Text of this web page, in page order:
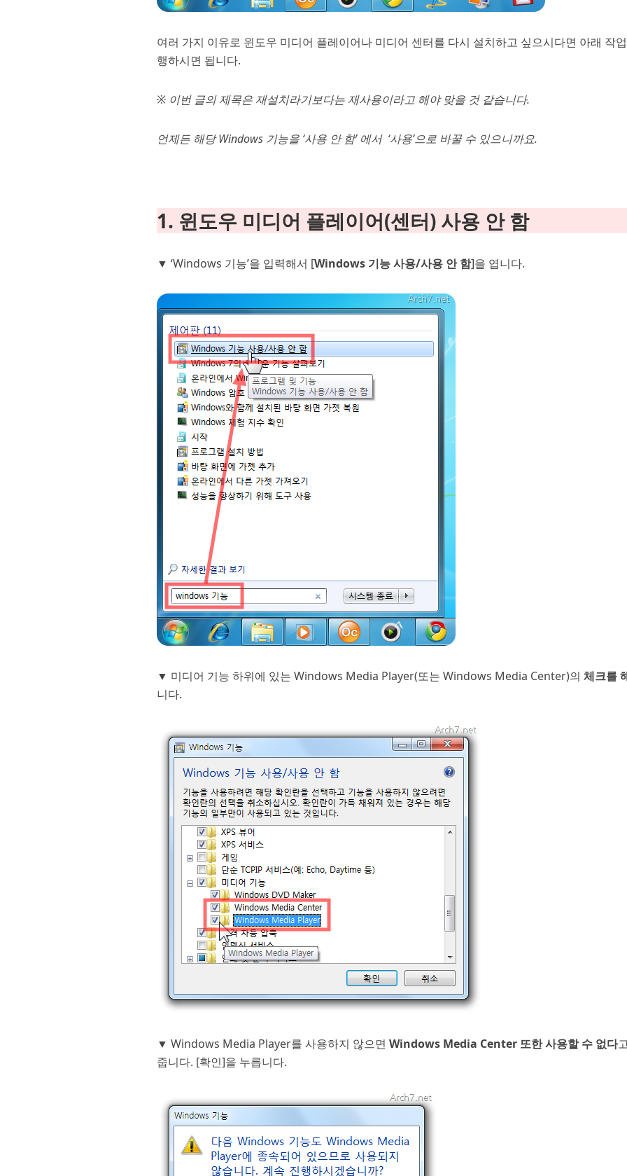
여러 가지 이유로 윈도우 미디어 플레이어나 미디어 센터를 다시 설치하고 싶으시다면 아래 작
행하시면 됩니다.
※ 이번 글의 제목은 재설치라기보다는 재사용이라고 해야 맞을 것 같습니다.
언제든 해당 Windows 기능을 ‘사용 안 함’ 에서 ‘사용’으로 바꿀 수 있으니까요.
1. 윈도우 미디어 플레이어(센터) 사용 안 함
▼ ‘Windows 기능’을 입력해서 [Windows 기능 사용/사용 안 함]을 엽니다.
▼ 미디어 기능 하위에 있는 Windows Media Player(또는 Windows Media Center)의체크를
니다.
▼ Windows Media Player를 사용하지 않으면Windows Media Center 또한 사용할 수 없다
줍니다. [확인]을 누릅니다.